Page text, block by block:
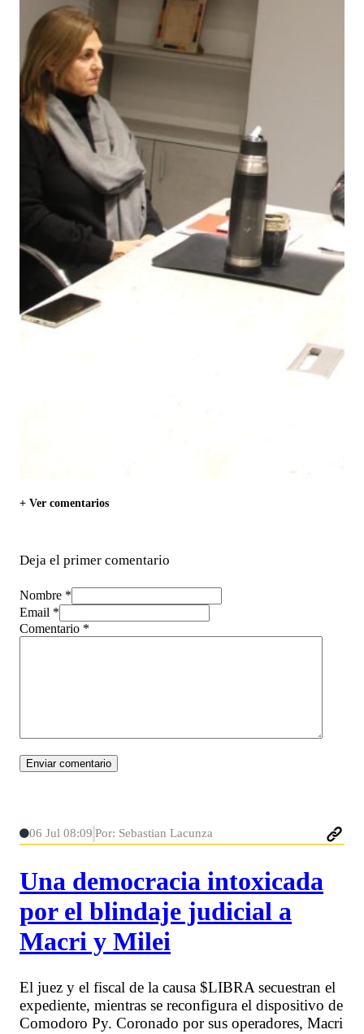
+ Ver comentarios
Deja el primer comentario
Nombre *
Email *
Comentario *
06 Jul 08:09 Por: Sebastian Lacunza
Una democracia intoxicada
por el blindaje judicial a
Macri y Milei
El juez y el fiscal de la causa $LIBRA secuestran el
expediente, mientras se reconfigura el dispositivo de
Comodoro Py. Coronado por sus operadores, Macri